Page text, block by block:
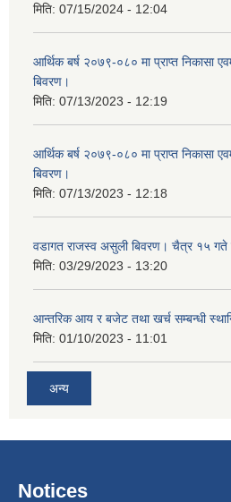
मिति: 07/15/2024 - 12:04
आर्थिक बर्ष २०७९-०८० मा प्राप्त निकासा
बिवरण।
मिति: 07/13/2023 - 12:19
आर्थिक बर्ष २०७९-०८० मा प्राप्त निकासा
बिवरण।
मिति: 07/13/2023 - 12:18
वडागत राजस्व असुली बिवरण। चैत्र १५ गते
मिति: 03/29/2023 - 13:20
आन्तरिक आय र बजेट तथा खर्च सम्बन्धी
मिति: 01/10/2023 - 11:01
अन्य
Notices